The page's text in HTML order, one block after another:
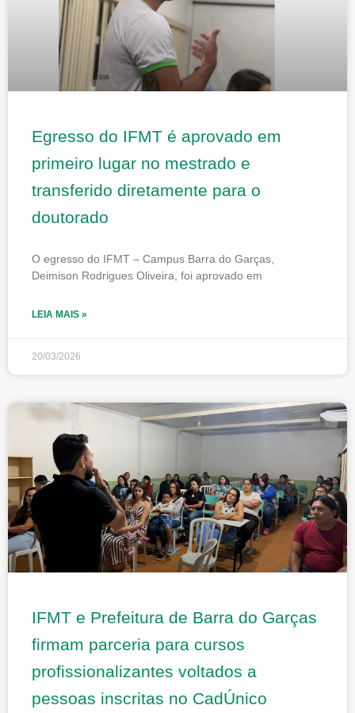
Egresso do IFMT é aprovado em
primeiro lugar no mestrado e
transferido diretamente para o
doutorado
O egresso do IFMT – Campus Barra do Garças,
Deimison Rodrigues Oliveira, foi aprovado em
LEIA MAIS »
20/03/2026
IFMT e Prefeitura de Barra do Garças
firmam parceria para cursos
profissionalizantes voltados a
pessoas inscritas no CadÚnico